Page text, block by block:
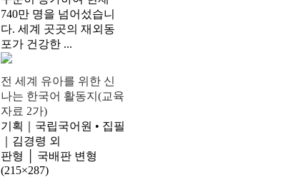
740만 명을 넘어섰습니
다. 세계 곳곳의 재외동
포가 건강한 ...
전 세계 유아를 위한 신
나는 한국어 활동지(교육
자료 2가)
기획｜국립국어원 • 집필
｜김경령 외
판형 │ 국배판 변형
(215×287)